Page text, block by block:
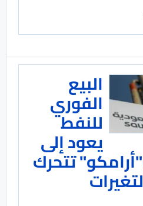
البيع
الفوري
للنفط
يعود إلى
تتحرك